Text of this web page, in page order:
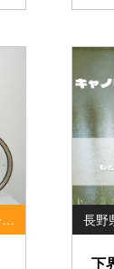
サイクリング・ツーリング・ポタリング 長野
下